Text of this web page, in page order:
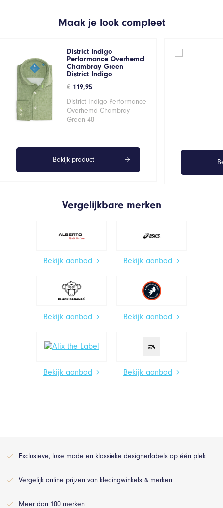
Maak je look compleet
District Indigo
Performance Overhemd
Chambray Green
District Indigo
€ 119,95
District Indigo Performance
Overhemd Chambray
Green 40
Bekijk product
Vergelijkbare merken
Bekijk aanbod Bekijk aanbod
Bekijk aanbod Bekijk aanbod
Bekijk aanbod Bekijk aanbod
Exclusieve, luxe mode en klassieke designerlabels op één plek
Vergelijk online prijzen van kledingwinkels & merken
Meer dan 100 merken